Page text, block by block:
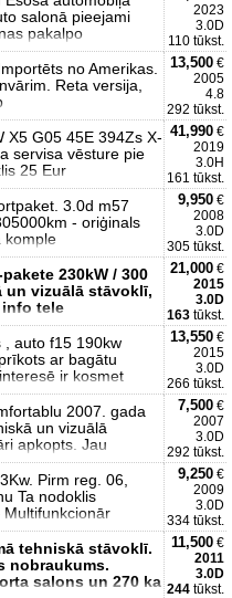
salonā pieejami
pakalpo
2023
3.0D
110 tūkst.
no Amerikas.
Reta versija,
13,500 €
2005
4.8
292 tūkst.
X5 G05 45E 394Zs X-
servisa vēsture pie
25 Eur
41,990 €
2019
3.0H
161 tūkst.
3.0d m57
- oriģinals
komple
9,950 €
2008
3.0D
305 tūkst.
230kW / 300
un vizuālā stāvoklī,
info tele
21,000 €
2015
3.0D
163 tūkst.
, auto f15 190kw
ar bagātu
ir kosmet
13,550 €
2015
3.0D
266 tūkst.
2007. gada
un vizuālā
apkopts. Jau
7,500 €
2007
3.0D
292 tūkst.
Pirm reg. 06,
Ta nodoklis
9,250 €
2009
3.0D
334 tūkst.
tehniskā stāvoklī.
nobraukums.
salons un 270 ka
11,500 €
2011
3.0D
244 tūkst.